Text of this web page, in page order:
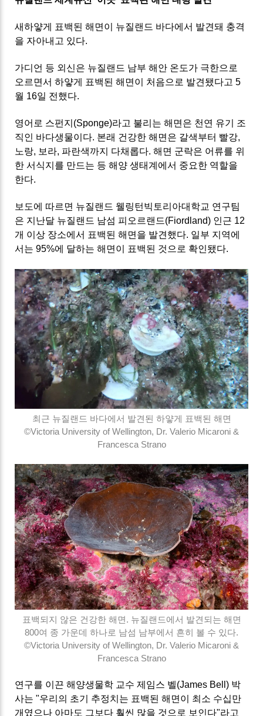
새하얗게 표백된 해면이 뉴질랜드 바다에서 발견돼 충격
을 자아내고 있다.
가디언 등 외신은 뉴질랜드 남부 해안 온도가 극한으로
오르면서 하얗게 표백된 해면이 처음으로 발견됐다고 5
월 16일 전했다.
영어로 스펀지(Sponge)라고 불리는 해면은 천연 유기 조
직인 바다생물이다. 본래 건강한 해면은 갈색부터 빨강,
노랑, 보라, 파란색까지 다채롭다. 해면 군락은 어류를 위
한 서식지를 만드는 등 해양 생태계에서 중요한 역할을
한다.
보도에 따르면 뉴질랜드 웰링턴빅토리아대학교 연구팀
은 지난달 뉴질랜드 남섬 피오르랜드(Fiordland) 인근 12
개 이상 장소에서 표백된 해면을 발견했다. 일부 지역에
서는 95%에 달하는 해면이 표백된 것으로 확인됐다.
최근 뉴질랜드 바다에서 발견된 하얗게 표백된 해면
©Victoria University of Wellington, Dr. Valerio Micaroni &
Francesca Strano
표백되지 않은 건강한 해면. 뉴질랜드에서 발견되는 해면
800여 종 가운데 하나로 남섬 남부에서 흔히 볼 수 있다.
©Victoria University of Wellington, Dr. Valerio Micaroni &
Francesca Strano
연구를 이끈 해양생물학 교수 제임스 벨(James Bell) 박
사는 "우리의 초기 추정치는 표백된 해면이 최소 수십만
개였으나 아마도 그보다 훨씬 많을 것으로 보인다"라고